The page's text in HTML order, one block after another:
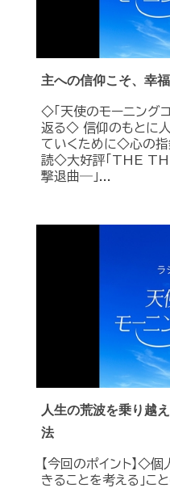
主への信仰こそ、幸
◇「天使のモーニングコ
返る◇ 信仰のもとに
ていくために◇心の指
読◇大好評「THE
撃退曲―」...
人生の荒波を乗り越
法
【今回のポイント】◇
きることを考える」こ